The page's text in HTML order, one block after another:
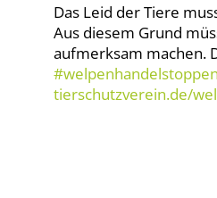
Das Leid der Tiere
Aus diesem Grund
aufmerksam machen.
#welpenhandelstoppen
tierschutzverein.de/